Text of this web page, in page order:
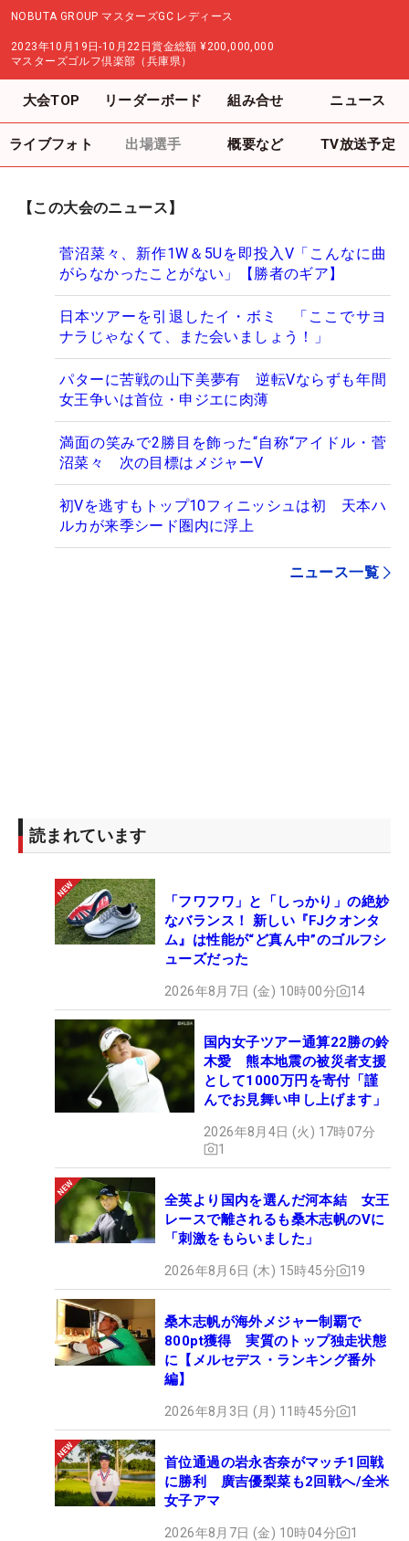
NOBUTA GROUP マスターズGC レディース
2023年10月19日-10月22日賞金総額 ¥200,000,000
マスターズゴルフ倶楽部（兵庫県）
大会TOP リーダーボード 組み合せ ニュース
ライブフォト 出場選手 概要など TV放送予定
【この大会のニュース】
菅沼菜々、新作1W＆5Uを即投入V「こんなに曲
がらなかったことがない」【勝者のギア】
日本ツアーを引退したイ・ボミ 「ここでサヨ
ナラじゃなくて、また会いましょう！」
パターに苦戦の山下美夢有 逆転Vならずも年間
女王争いは首位・申ジエに肉薄
満面の笑みで2勝目を飾った“自称“アイドル・菅
沼菜々 次の目標はメジャーV
初Vを逃すもトップ10フィニッシュは初 天本ハ
ルカが来季シード圏内に浮上
ニュース一覧
読まれています
「フワフワ」と「しっかり」の絶妙
なバランス！ 新しい『FJクオンタ
ム』は性能が“ど真ん中”のゴルフシ
ューズだった
2026年8月7日 (金) 10時00分 14
国内女子ツアー通算22勝の鈴
木愛 熊本地震の被災者支援
として1000万円を寄付「謹
んでお見舞い申し上げます」
2026年8月4日 (火) 17時07分
1
全英より国内を選んだ河本結 女王
レースで離されるも桑木志帆のVに
「刺激をもらいました」
2026年8月6日 (木) 15時45分 19
桑木志帆が海外メジャー制覇で
800pt獲得 実質のトップ独走状態
に【メルセデス・ランキング番外
編】
2026年8月3日 (月) 11時45分 1
首位通過の岩永杏奈がマッチ1回戦
に勝利 廣吉優梨菜も2回戦へ/全米
女子アマ
2026年8月7日 (金) 10時04分 1